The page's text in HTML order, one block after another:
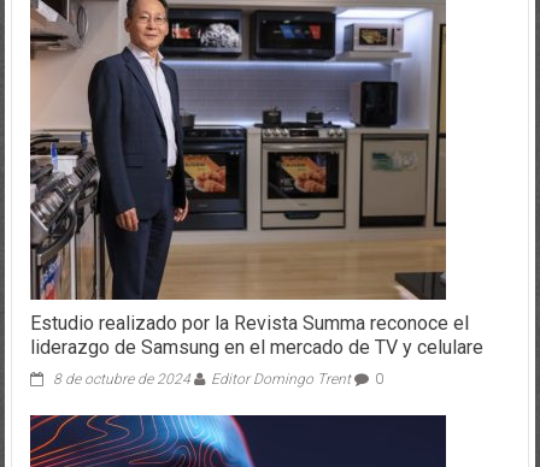
Estudio realizado por la Revista Summa reconoce el
liderazgo de Samsung en el mercado de TV y celulare
8 de octubre de 2024 Editor Domingo Trent 0